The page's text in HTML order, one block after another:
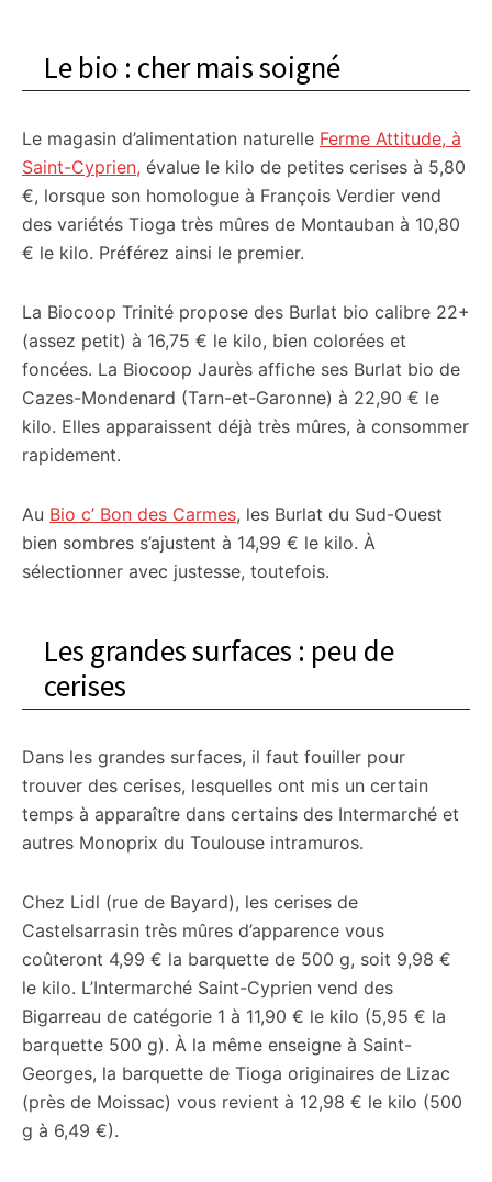
Le bio : cher mais soigné
Le magasin d’alimentation naturelle Ferme Attitude, à
Saint-Cyprien, évalue le kilo de petites cerises à 5,80
€, lorsque son homologue à François Verdier vend
des variétés Tioga très mûres de Montauban à 10,80
€ le kilo. Préférez ainsi le premier.
La Biocoop Trinité propose des Burlat bio calibre 22+
(assez petit) à 16,75 € le kilo, bien colorées et
foncées. La Biocoop Jaurès affiche ses Burlat bio de
Cazes-Mondenard (Tarn-et-Garonne) à 22,90 € le
kilo. Elles apparaissent déjà très mûres, à consommer
rapidement.
Au Bio c’ Bon des Carmes, les Burlat du Sud-Ouest
bien sombres s’ajustent à 14,99 € le kilo. À
sélectionner avec justesse, toutefois.
Les grandes surfaces : peu de
cerises
Dans les grandes surfaces, il faut fouiller pour
trouver des cerises, lesquelles ont mis un certain
temps à apparaître dans certains des Intermarché et
autres Monoprix du Toulouse intramuros.
Chez Lidl (rue de Bayard), les cerises de
Castelsarrasin très mûres d’apparence vous
coûteront 4,99 € la barquette de 500 g, soit 9,98 €
le kilo. L’Intermarché Saint-Cyprien vend des
Bigarreau de catégorie 1 à 11,90 € le kilo (5,95 € la
barquette 500 g). À la même enseigne à Saint-
Georges, la barquette de Tioga originaires de Lizac
(près de Moissac) vous revient à 12,98 € le kilo (500
g à 6,49 €).